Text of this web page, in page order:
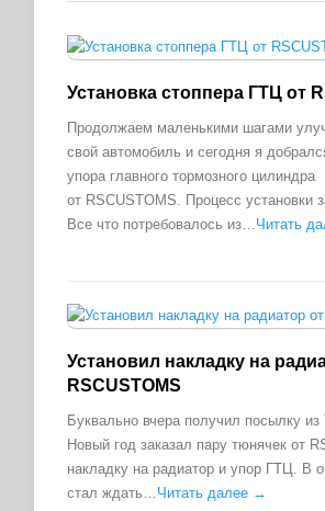
Установка стоппера ГТЦ от
Продолжаем маленькими шагами
свой автомобиль и сегодня я
упора главного тормозного цилиндра
от RSCUSTOMS. Процесс установки
Все что потребовалось из…Читать
Установил накладку на
RSCUSTOMS
Буквально вчера получил посылку
Новый год заказал пару тюнячек от
накладку на радиатор и упор ГТЦ. В
стал ждать…Читать далее →